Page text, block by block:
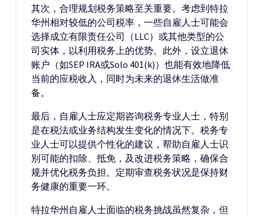
其次，合理规划税务策略至关重要。考虑到特拉
华州相对较低的公司税率，一些自雇人士可能会
选择成立有限责任公司（LLC）或其他类型的公
司实体，以利用税务上的优势。此外，设立退休
账户（如SEP IRA或Solo 401(k)）也能有效地降低
当前的应税收入，同时为未来的退休生活做准
备。
最后，自雇人士应定期咨询税务专业人士，特别
是在税法或业务结构发生变化的情况下。税务专
业人士可以提供个性化的建议，帮助自雇人士识
别可能的扣除、抵免，及改进税务策略，确保合
规并优化税务负担。定期审查税务状况是保持财
务健康的重要一环。
特拉华州自雇人士面临的税务挑战虽然复杂，但